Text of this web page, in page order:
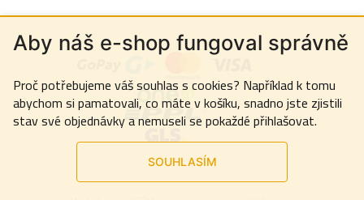
Aby náš e-shop fungoval správně
Proč potřebujeme váš souhlas s cookies? Například k tomu
abychom si pamatovali, co máte v košíku, snadno jste zjistili
stav své objednávky a nemuseli se pokaždé přihlašovat.
SOUHLASÍM